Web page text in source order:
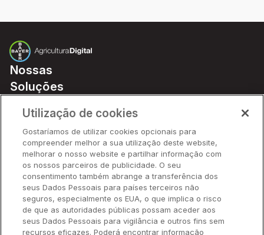
Nossas
Soluções
Parceiros
Hardware
Ajuda Rápida
Recursos
Empresa
Utilização de cookies
Gostaríamos de utilizar cookies opcionais para
compreender melhor a sua utilização deste website,
melhorar o nosso website e partilhar informação com
os nossos parceiros de publicidade. O seu
consentimento também abrange a transferência dos
seus Dados Pessoais para países terceiros não
seguros, especialmente os EUA, o que implica o risco
de que as autoridades públicas possam aceder aos
seus Dados Pessoais para vigilância e outros fins sem
recursos eficazes. Poderá encontrar informação